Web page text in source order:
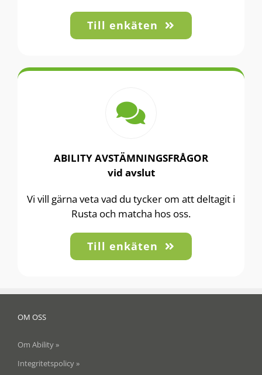
Till enkäten
ABILITY AVSTÄMNINGSFRÅGOR
vid avslut
Vi vill gärna veta vad du tycker om att deltagit i
Rusta och matcha hos oss.
Till enkäten
OM OSS
Om Ability »
Integritetspolicy »